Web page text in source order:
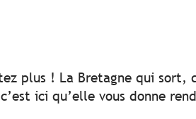
plus ! La Bretagne qui sort,
ici qu’elle vous donne